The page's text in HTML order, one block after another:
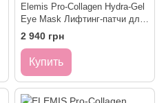
Elemis Pro-Collagen Hydra-Gel
Eye Mask Лифтинг-патчи для
контура глаз Гидро-гель
2 940 грн
Купить